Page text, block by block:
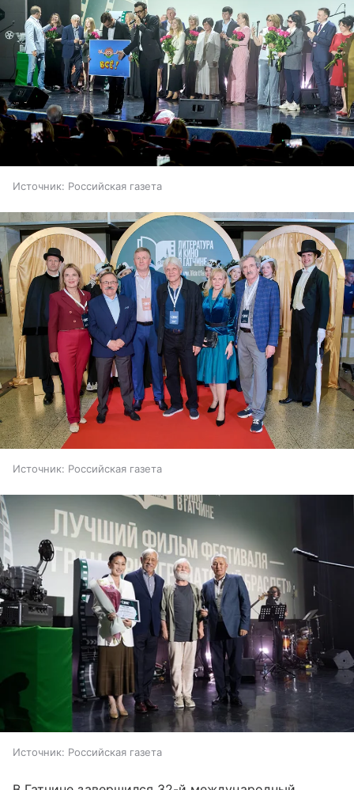
Источник: Российская газета
Источник: Российская газета
Источник: Российская газета